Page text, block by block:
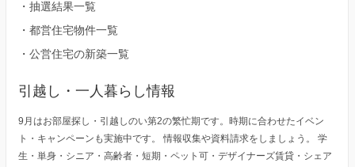
・ 抽選結果一覧
・ 都営住宅物件一覧
・ 公営住宅の新築一覧
引越し・一人暮らし情報
9月はお部屋探し・引越しのい第2の繁忙期です。時期に合わせたイベン
ト・キャンペーンも実施中です。 情報収集や資料請求をしましょう。 学
生・単身・シニア・高齢者・短期・ペット可・デザイナーズ賃貸・シェア